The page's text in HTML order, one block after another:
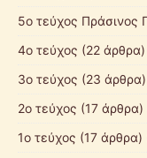
5ο τεύχος Πράσινος
4ο τεύχος (22 άρθρα)
3ο τεύχος (23
2ο τεύχος (17
1ο τεύχος (17